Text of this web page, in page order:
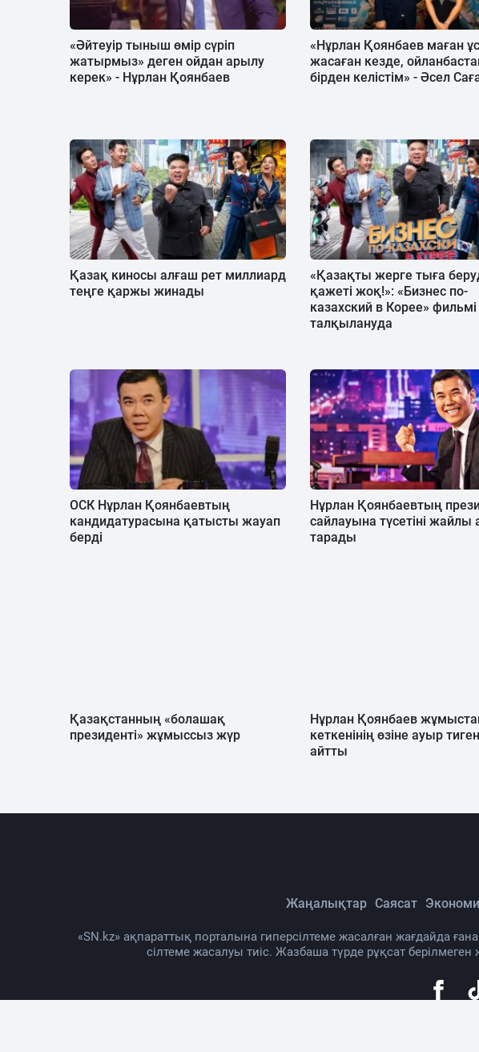
«Әйтеуір тыныш өмір сүріп
жатырмыз» деген ойдан арылу
керек» - Нұрлан Қоянбаев
«Нұрлан Қоянбаев маған
жасаған кезде,
бірден келістім» - Әсел
Қазақ киносы алғаш рет миллиард
теңге қаржы жинады
«Қазақты жерге тыға
қажеті жоқ!»: «Бизнес по-
казахский в Корее»
талқылануда
ОСК Нұрлан Қоянбаевтың
кандидатурасына қатысты жауап
берді
Нұрлан Қоянбаевтың
сайлауына түсетіні жайлы
тарады
Қазақстанның «болашақ
президенті» жұмыссыз жүр
Нұрлан Қоянбаев
кеткенінің өзіне ауыр
айтты
Жаңалықтар Саясат
«SN.kz» ақпараттық порталына гиперсілтеме жасалған жағдайда
сілтеме жасалуы тиіс. Жазбаша түрде рұқсат